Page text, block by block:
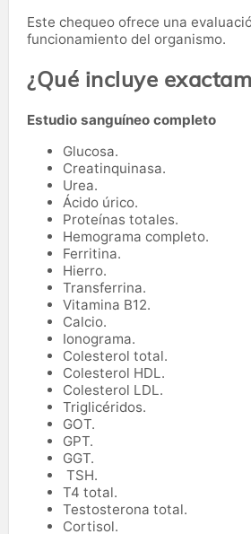
Este chequeo ofrece una
funcionamiento del organismo.
¿Qué incluye
Estudio sanguíneo completo
Glucosa.
Creatinquinasa.
Urea.
Ácido úrico.
Proteínas totales.
Hemograma completo.
Ferritina.
Hierro.
Transferrina.
Vitamina B12.
Calcio.
Ionograma.
Colesterol total.
Colesterol HDL.
Colesterol LDL.
Triglicéridos.
GOT.
GPT.
GGT.
TSH.
T4 total.
Testosterona total.
Cortisol.